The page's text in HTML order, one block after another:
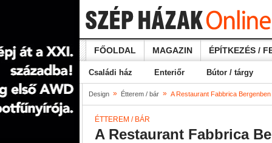
FŐOLDAL MAGAZIN ÉPÍTKEZÉS /
Családi ház Enteriőr Bútor / tárgy
Design » Étterem / bár » A Restaurant Fabbrica Bergenben
ÉTTEREM / BÁR
A Restaurant Fabbrica